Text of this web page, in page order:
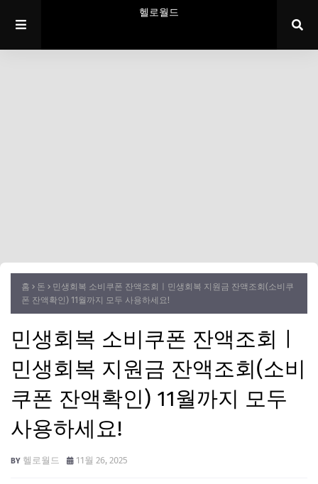
헬로월드
홈 돈
민생회복 소비쿠폰 잔액조회ㅣ민생회복 지원금 잔액조회(소비쿠
폰 잔액확인) 11월까지 모두 사용하세요!
민생회복 소비쿠폰 잔액조회ㅣ
민생회복 지원금 잔액조회(소비
쿠폰 잔액확인) 11월까지 모두
사용하세요!
헬로월드 11월 26, 2025